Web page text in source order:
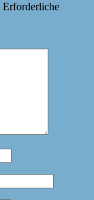
Erforderliche